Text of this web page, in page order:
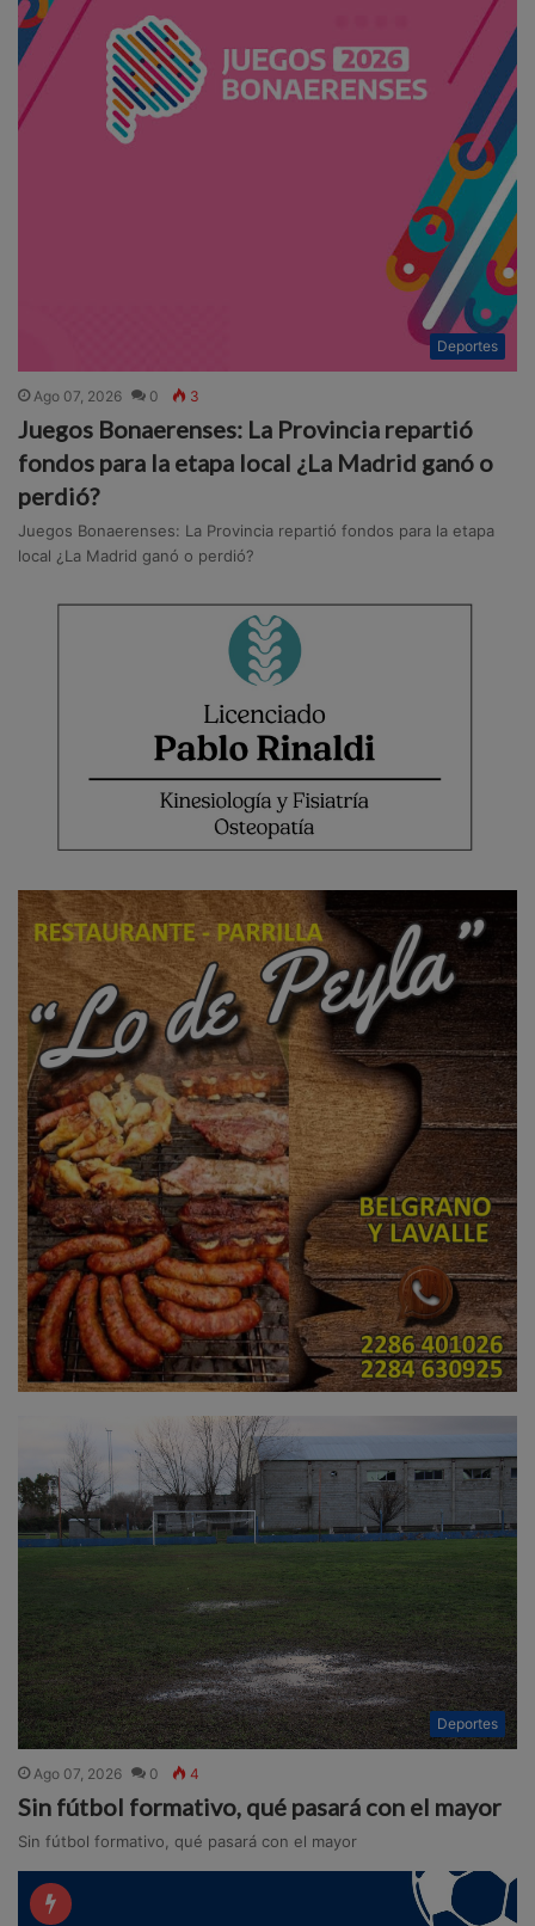
Deportes
Ago 07, 2026 0 3
Juegos Bonaerenses: La Provincia repartió
fondos para la etapa local ¿La Madrid ganó o
perdió?
Juegos Bonaerenses: La Provincia repartió fondos para la etapa
local ¿La Madrid ganó o perdió?
Deportes
Ago 07, 2026 0 4
Sin fútbol formativo, qué pasará con el mayor
Sin fútbol formativo, qué pasará con el mayor